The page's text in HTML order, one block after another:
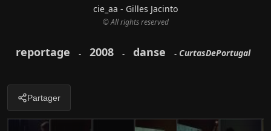
reportage - 2008 - danse - CurtasDePortugal
Partager
cie_aa - Gilles Jacinto
© All rights reserved